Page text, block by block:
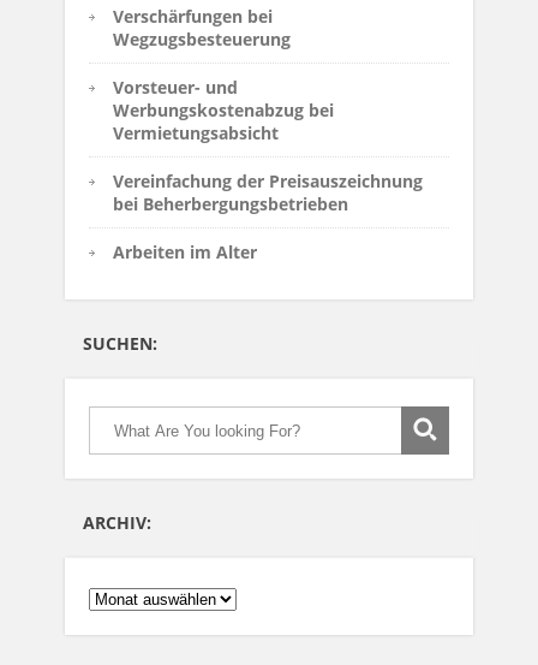
Verschärfungen bei
Wegzugsbesteuerung
Vorsteuer- und
Werbungskostenabzug bei
Vermietungsabsicht
Vereinfachung der Preisauszeichnung
bei Beherbergungsbetrieben
Arbeiten im Alter
SUCHEN:
ARCHIV:
ARCHIV: